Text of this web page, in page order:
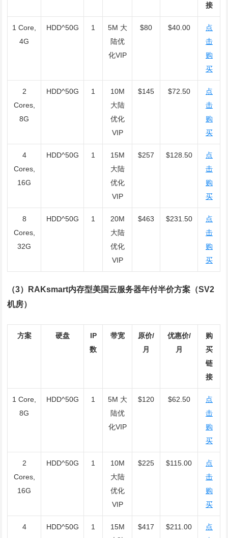
接
1 Core,
4G
HDD^50G 1
5M 大
陆优
化VIP
$80 $40.00
点
击
购
买
2
Cores,
8G
HDD^50G 1
10M
大陆
优化
VIP
$145 $72.50
点
击
购
买
4
Cores,
16G
HDD^50G 1
15M
大陆
优化
VIP
$257 $128.50
点
击
购
买
8
Cores,
32G
HDD^50G 1
20M
大陆
优化
VIP
$463 $231.50
点
击
购
买
（3）RAKsmart内存型美国云服务器年付半价方案（SV2
机房）
方案 硬盘
IP
数
带宽
原价/
月
优惠价/
月
购
买
链
接
1 Core,
8G
HDD^50G 1
5M 大
陆优
化VIP
$120 $62.50
点
击
购
买
2
Cores,
16G
HDD^50G 1
10M
大陆
优化
VIP
$225 $115.00
点
击
购
买
4
HDD^50G 1
15M
$417 $211.00
点